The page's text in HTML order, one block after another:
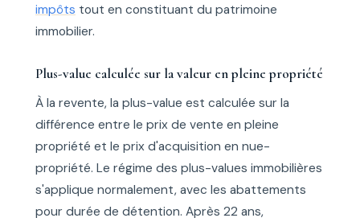
impôts tout en constituant du patrimoine
immobilier.
Plus-value calculée sur la valeur en pleine propriété
À la revente, la plus-value est calculée sur la
différence entre le prix de vente en pleine
propriété et le prix d'acquisition en nue-
propriété. Le régime des plus-values immobilières
s'applique normalement, avec les abattements
pour durée de détention. Après 22 ans,